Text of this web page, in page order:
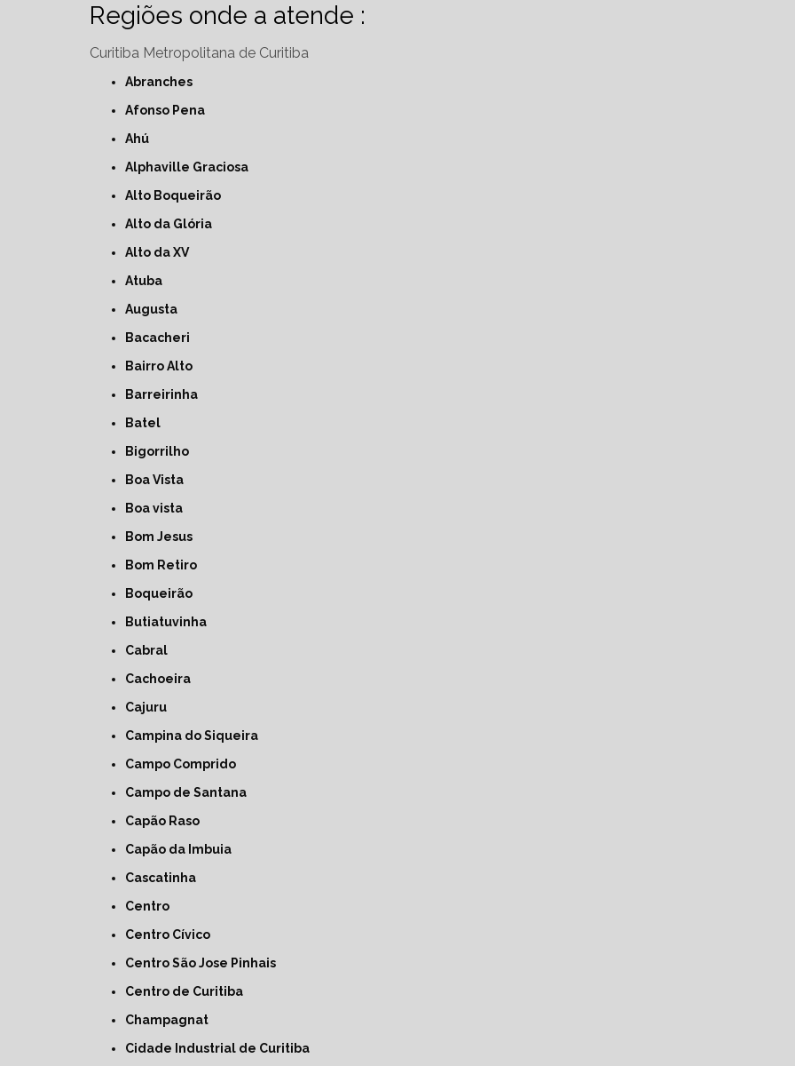
Regiões onde a atende :
Curitiba Metropolitana de Curitiba
Abranches
Afonso Pena
Ahú
Alphaville Graciosa
Alto Boqueirão
Alto da Glória
Alto da XV
Atuba
Augusta
Bacacheri
Bairro Alto
Barreirinha
Batel
Bigorrilho
Boa Vista
Boa vista
Bom Jesus
Bom Retiro
Boqueirão
Butiatuvinha
Cabral
Cachoeira
Cajuru
Campina do Siqueira
Campo Comprido
Campo de Santana
Capão Raso
Capão da Imbuia
Cascatinha
Centro
Centro Cívico
Centro São Jose Pinhais
Centro de Curitiba
Champagnat
Cidade Industrial de Curitiba